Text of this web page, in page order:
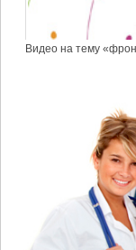
Видео на тему